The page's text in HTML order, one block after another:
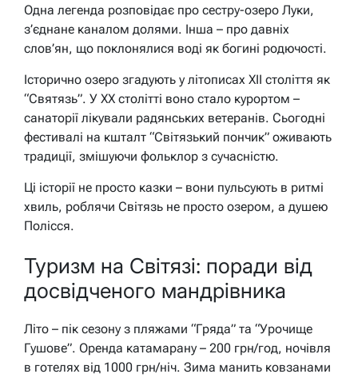
Одна легенда розповідає про сестру-озеро Луки,
з’єднане каналом долями. Інша – про давніх
слов’ян, що поклонялися воді як богині родючості.
Історично озеро згадують у літописах XII століття як
“Святязь”. У ХХ столітті воно стало курортом –
санаторії лікували радянських ветеранів. Сьогодні
фестивалі на кшталт “Світязький пончик” оживають
традиції, змішуючи фольклор з сучасністю.
Ці історії не просто казки – вони пульсують в ритмі
хвиль, роблячи Світязь не просто озером, а душею
Полісся.
Туризм на Світязі: поради від
досвідченого мандрівника
Літо – пік сезону з пляжами “Гряда” та “Урочище
Гушове”. Оренда катамарану – 200 грн/год, ночівля
в готелях від 1000 грн/ніч. Зима манить ковзанами